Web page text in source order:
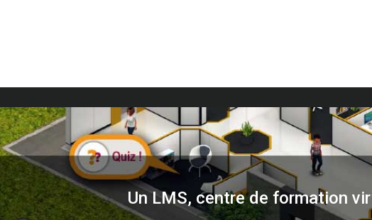
Un LMS, centre de formation